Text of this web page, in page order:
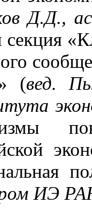
Д.Д.,
секция
(вед.
ИЭ